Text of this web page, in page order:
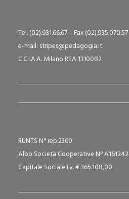
Tel. (02).931.66.67 – Fax (02).935.070.57
e-mail: stripes@pedagogia.it
C.C.I.A.A. Milano REA 1310082
RUNTS N° rep.2360
Albo Società Cooperative N° A161242
Capitale Sociale i.v. € 365.108,00